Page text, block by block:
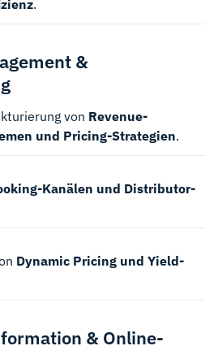
.
&
von Revenue-
und Pricing-Strategien.
Kanälen und Distributor-
Dynamic Pricing und Yield-
& Online-